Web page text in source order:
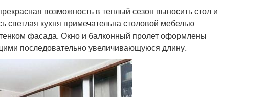
возможность в теплый сезон выносить стол и
светлая кухня примечательна столовой мебелью
фасада. Окно и балконный пролет оформлены
последовательно увеличивающуюся длину.